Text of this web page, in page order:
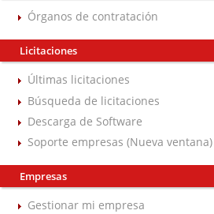
Órganos de contratación
Licitaciones
Últimas licitaciones
Búsqueda de licitaciones
Descarga de Software
Soporte empresas (Nueva ventana)
Empresas
Gestionar mi empresa